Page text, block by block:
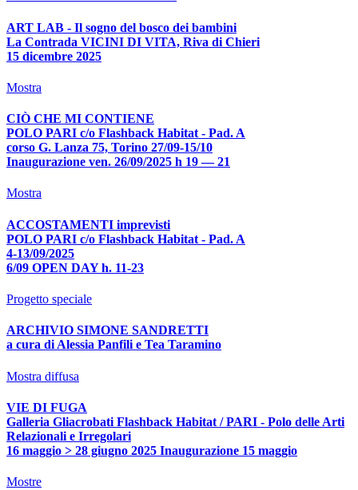
ART LAB - Il sogno del bosco dei bambini
La Contrada VICINI DI VITA, Riva di Chieri
15 dicembre 2025
Mostra
CIÒ CHE MI CONTIENE
POLO PARI c/o Flashback Habitat - Pad. A
corso G. Lanza 75, Torino 27/09-15/10
Inaugurazione ven. 26/09/2025 h 19 — 21
Mostra
ACCOSTAMENTI imprevisti
POLO PARI c/o Flashback Habitat - Pad. A
4-13/09/2025
6/09 OPEN DAY h. 11-23
Progetto speciale
ARCHIVIO SIMONE SANDRETTI
a cura di Alessia Panfili e Tea Taramino
Mostra diffusa
VIE DI FUGA
Galleria Gliacrobati Flashback Habitat / PARI - Polo delle Arti
Relazionali e Irregolari
16 maggio > 28 giugno 2025 Inaugurazione 15 maggio
Mostre